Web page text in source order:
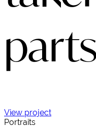
View project
Portraits